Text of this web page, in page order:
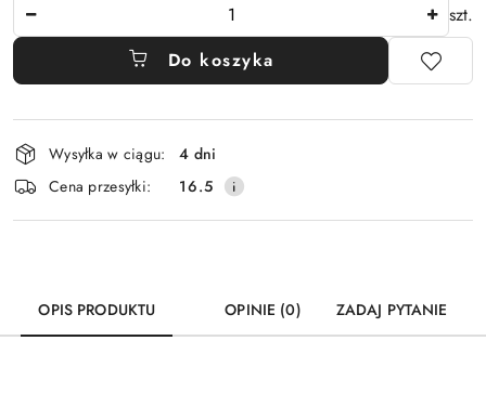
szt.
Do koszyka
Dostępność
i
dostawa
Wysyłka w ciągu:
4 dni
Cena przesyłki:
16.5
OPIS PRODUKTU OPINIE (0) ZADAJ PYTANIE